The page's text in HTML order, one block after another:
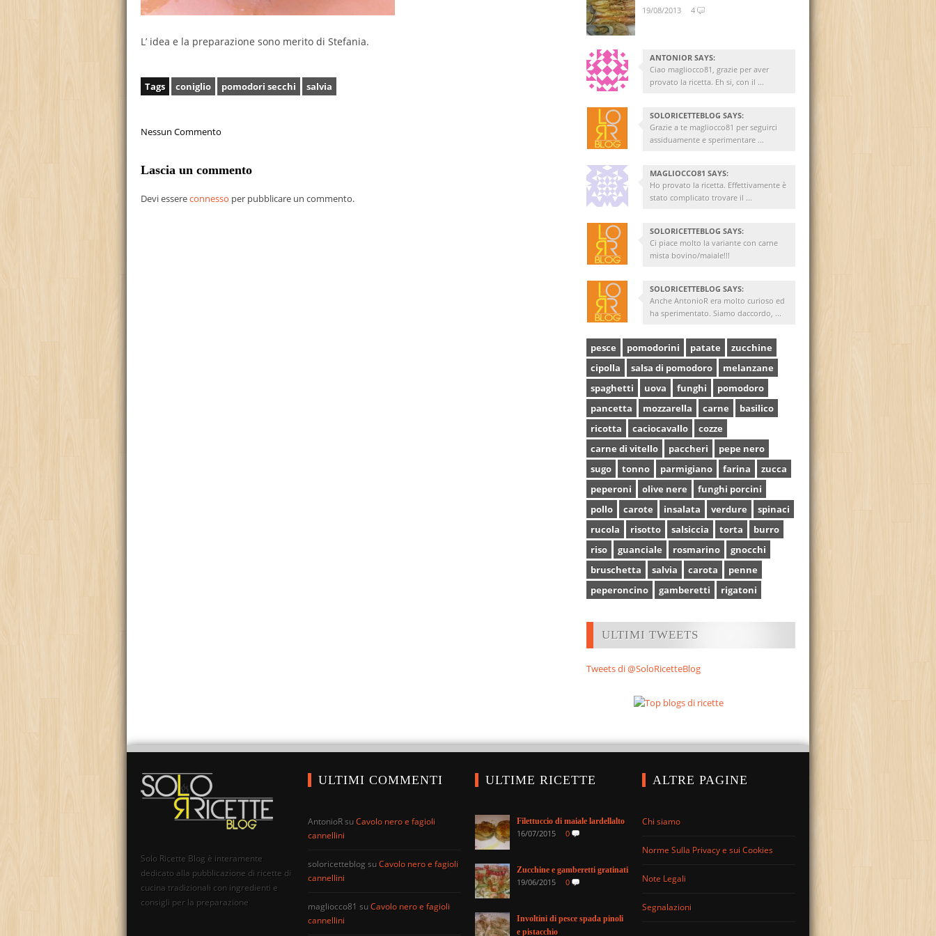
L’ idea e la preparazione sono merito di Stefania.
Tags coniglio pomodori secchi salvia
Nessun Commento
Lascia un commento
Devi essereconnesso per pubblicare un commento.
19/08/2013 4
ANTONIOR SAYS:
Ciao magliocco81, grazie per aver
provato la ricetta. Eh si, con il ...
SOLORICETTEBLOG SAYS:
Grazie a te magliocco81 per seguirci
assiduamente e sperimentare ...
MAGLIOCCO81 SAYS:
Ho provato la ricetta. Effettivamente è
stato complicato trovare il ...
SOLORICETTEBLOG SAYS:
Ci piace molto la variante con carne
mista bovino/maiale!!!
SOLORICETTEBLOG SAYS:
Anche AntonioR era molto curioso ed
ha sperimentato. Siamo daccordo, ...
pesce pomodorini patate
zucchine
cipolla
salsa di pomodoro
melanzane
spaghetti
uova funghi
pomodoro
pancetta
mozzarella carne
basilico
ricotta
caciocavallo
cozze
carne di vitello
paccheri
pepe nero
sugo
tonno parmigiano farina
zucca
peperoni
olive nere
funghi porcini
pollo
carote insalata verdure
spinaci
rucola
risotto salsiccia torta
burro
riso
guanciale rosmarino
gnocchi
bruschetta
salvia carota
penne
peperoncino
gamberetti rigatoni
ULTIMI TWEETS
Tweets di @SoloRicetteBlog
Solo Ricette Blog è interamente
dedicato alla pubblicazione di ricette di
cucina tradizionali con ingredienti e
consigli per la preparazione
ULTIMI COMMENTI
AntonioRsuCavolo nero e fagioli
cannellini
soloricetteblogsuCavolo nero e fagioli
cannellini
magliocco81 suCavolo nero e fagioli
cannellini
ULTIME RICETTE
Filettuccio di maiale lardellalto
16/07/2015 0
Zucchine e gamberetti gratinati
19/06/2015 0
Involtini di pesce spada pinoli
e pistacchio
ALTRE PAGINE
Chi siamo
Norme Sulla Privacy e sui Cookies
Note Legali
Segnalazioni